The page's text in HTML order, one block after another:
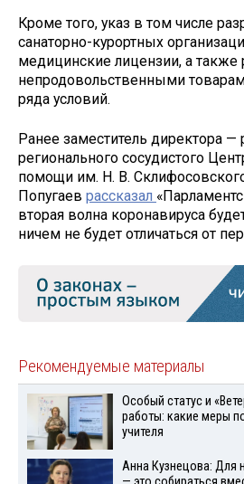
Кроме того, указ в том числе
санаторно-курортных
медицинские лицензии, а также
непродовольственными
ряда условий.
Ранее заместитель директора —
регионального сосудистого
помощи им. Н. В.
Попугаев рассказал
вторая волна коронавируса
ничем не будет отличаться от
Рекомендуемые материалы
Особый статус и
работы: какие меры
учителя
Анна Кузнецова: Для